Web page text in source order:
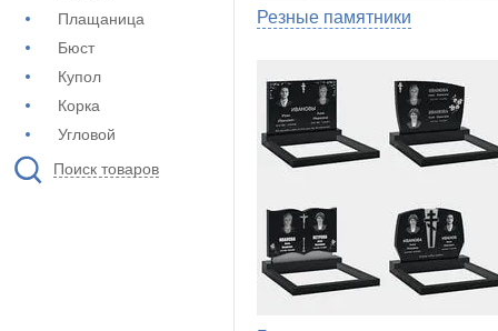
Плащаница
Бюст
Купол
Корка
Угловой
Поиск товаров
Резные памятники